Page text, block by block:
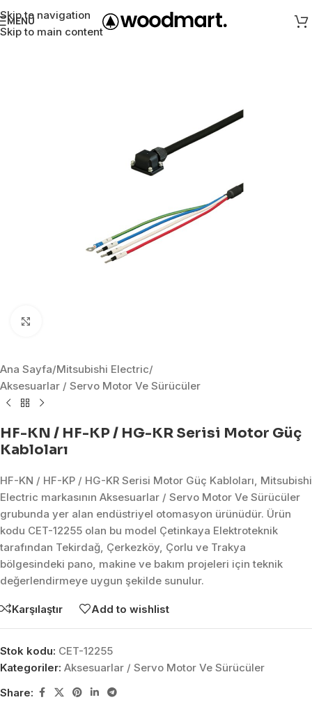
Skip to navigation
Skip to main content
MENÜ
Ana Sayfa/Mitsubishi Electric/
Aksesuarlar / Servo Motor Ve Sürücüler
HF-KN / HF-KP / HG-KR Serisi Motor Güç
Kabloları
HF-KN / HF-KP / HG-KR Serisi Motor Güç Kabloları, Mitsubishi
Electric markasının Aksesuarlar / Servo Motor Ve Sürücüler
grubunda yer alan endüstriyel otomasyon ürünüdür. Ürün
kodu CET-12255 olan bu model Çetinkaya Elektroteknik
tarafından Tekirdağ, Çerkezköy, Çorlu ve Trakya
bölgesindeki pano, makine ve bakım projeleri için teknik
değerlendirmeye uygun şekilde sunulur.
Karşılaştır Add to wishlist
Stok kodu: CET-12255
Kategoriler: Aksesuarlar / Servo Motor Ve Sürücüler
Share: